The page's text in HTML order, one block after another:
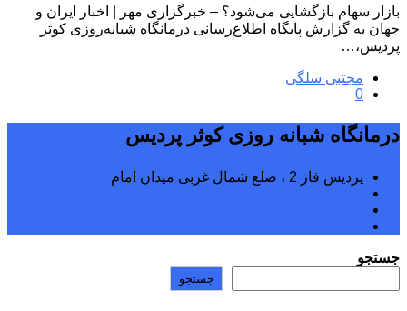
بازار سهام بازگشایی می‌شود؟ – خبرگزاری مهر | اخبار ایران و
جهان به گزارش پایگاه اطلاع‌رسانی درمانگاه شبانه‌روزی کوثر
پردیس،…
مجتبی سلگی
0
درمانگاه شبانه روزی کوثر پردیس
پردیس فاز 2 ، ضلع شمال غربی میدان امام
جستجو
جستجو